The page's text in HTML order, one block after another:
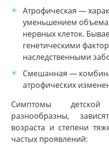
Атрофическая —
уменьшением объема
нервных клеток.
генетическими
наследственными
Смешанная —
атрофических
Симптомы
разнообразны,
возраста и степени
частых проявлений: